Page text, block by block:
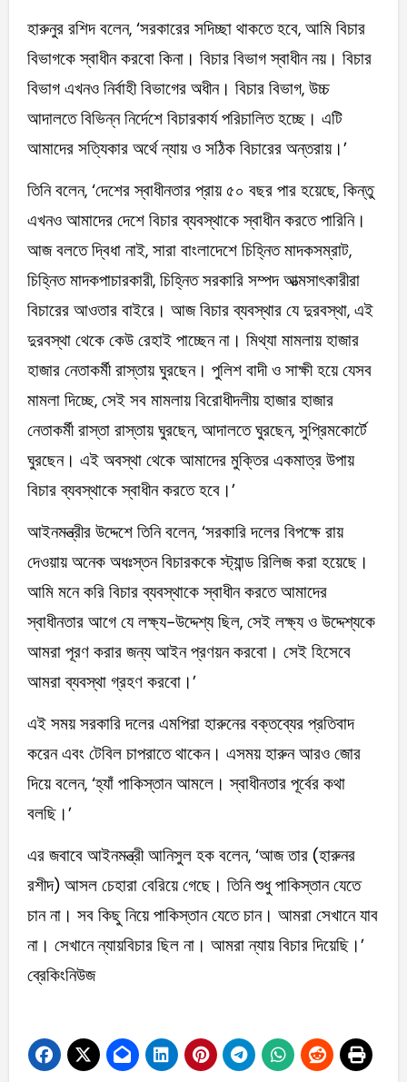
হারুনুর রশিদ বলেন, ‘সরকারের সদিচ্ছা থাকতে হবে, আমি বিচার
বিভাগকে স্বাধীন করবো কিনা। বিচার বিভাগ স্বাধীন নয়। বিচার
বিভাগ এখনও নির্বাহী বিভাগের অধীন। বিচার বিভাগ, উচ্চ
আদালতে বিভিন্ন নির্দেশে বিচারকার্য পরিচালিত হচ্ছে। এটি
আমাদের সত্যিকার অর্থে ন্যায় ও সঠিক বিচারের অন্তরায়।’
তিনি বলেন, ‘দেশের স্বাধীনতার প্রায় ৫০ বছর পার হয়েছে, কিন্তু
এখনও আমাদের দেশে বিচার ব্যবস্থাকে স্বাধীন করতে পারিনি।
আজ বলতে দ্বিধা নাই, সারা বাংলাদেশে চিহ্নিত মাদকসম্রাট,
চিহ্নিত মাদকপাচারকারী, চিহ্নিত সরকারি সম্পদ আত্মসাৎকারীরা
বিচারের আওতার বাইরে। আজ বিচার ব্যবস্থার যে দুরবস্থা, এই
দুরবস্থা থেকে কেউ রেহাই পাচ্ছেন না। মিথ্যা মামলায় হাজার
হাজার নেতাকর্মী রাস্তায় ঘুরছেন। পুলিশ বাদী ও সাক্ষী হয়ে যেসব
মামলা দিচ্ছে, সেই সব মামলায় বিরোধীদলীয় হাজার হাজার
নেতাকর্মী রাস্তা রাস্তায় ঘুরছেন, আদালতে ঘুরছেন, সুপ্রিমকোর্টে
ঘুরছেন। এই অবস্থা থেকে আমাদের মুক্তির একমাত্র উপায়
বিচার ব্যবস্থাকে স্বাধীন করতে হবে।’
আইনমন্ত্রীর উদ্দেশে তিনি বলেন, ‘সরকারি দলের বিপক্ষে রায়
দেওয়ায় অনেক অধঃস্তন বিচারককে স্ট্যান্ড রিলিজ করা হয়েছে।
আমি মনে করি বিচার ব্যবস্থাকে স্বাধীন করতে আমাদের
স্বাধীনতার আগে যে লক্ষ্য-উদ্দেশ্য ছিল, সেই লক্ষ্য ও উদ্দেশ্যকে
আমরা পূরণ করার জন্য আইন প্রণয়ন করবো। সেই হিসেবে
আমরা ব্যবস্থা গ্রহণ করবো।’
এই সময় সরকারি দলের এমপিরা হারুনের বক্তব্যের প্রতিবাদ
করেন এবং টেবিল চাপরাতে থাকেন। এসময় হারুন আরও জোর
দিয়ে বলেন, ‘হ্যাঁ পাকিস্তান আমলে। স্বাধীনতার পূর্বের কথা
বলছি।’
এর জবাবে আইনমন্ত্রী আনিসুল হক বলেন, ‘আজ তার (হারুনর
রশীদ) আসল চেহারা বেরিয়ে গেছে। তিনি শুধু পাকিস্তান যেতে
চান না। সব কিছু নিয়ে পাকিস্তান যেতে চান। আমরা সেখানে যাব
না। সেখানে ন্যায়বিচার ছিল না। আমরা ন্যায় বিচার দিয়েছি।’
ব্রেকিংনিউজ